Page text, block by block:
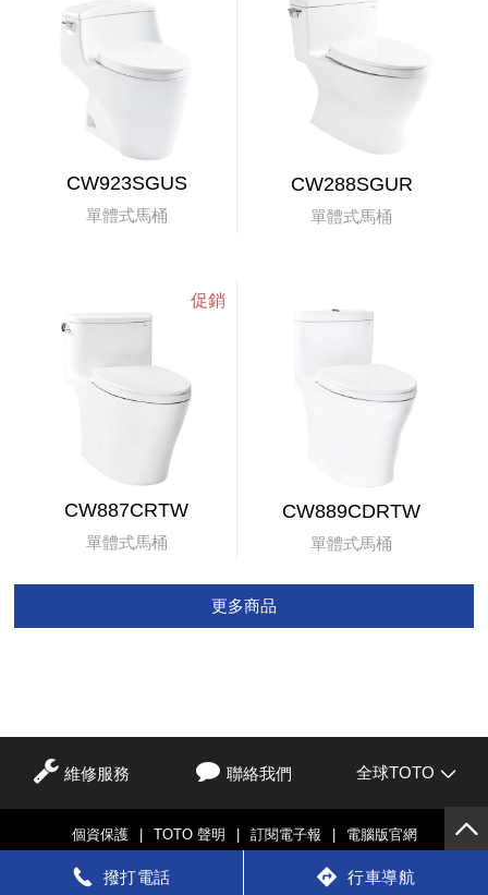
CW923SGUS
單體式馬桶
CW288SGUR
單體式馬桶
CW887CRTW
單體式馬桶
CW889CDRTW
單體式馬桶
更多商品
撥打電話 行車導航
維修服務 聯絡我們 全球TOTO
個資保護 | TOTO 聲明 | 訂閱電子報 | 電腦版官網
© TOTO LTD.